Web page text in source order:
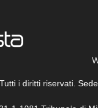
i diritti riservati.